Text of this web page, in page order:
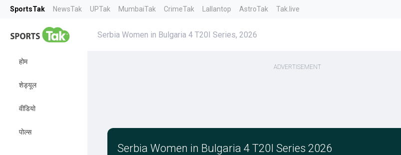
SportsTak NewsTak UPTak MumbaiTak CrimeTak Lallantop AstroTak Tak.live
होम
शेड्यूल
वीडियो
पोल्स
Serbia Women in Bulgaria 4 T20I Series, 2026
Serbia Women in Bulgaria 4 T20I Series 2026